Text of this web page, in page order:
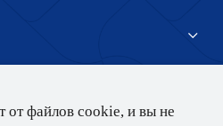
от файлов cookie, и вы не